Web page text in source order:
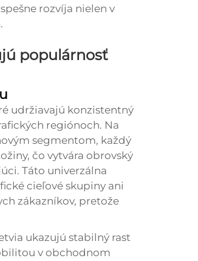
rozvíja nielen v
populárnosť
udržiavajú konzistentný
regiónoch. Na
segmentom, každý
čo vytvára obrovský
Táto univerzálna
cieľové skupiny ani
zákazníkov, pretože
ukazujú stabilný rast
v obchodnom